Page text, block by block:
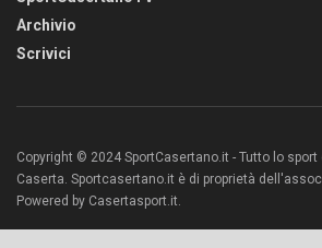
Archivio
Scrivici
Copyright © 2024 SportCasertano.it - Tutto lo
Caserta. Sportcasertano.it è di proprietà
Powered by Casertasport.it.